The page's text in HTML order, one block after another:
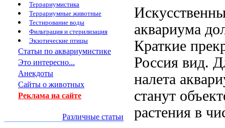
Террариумистика
Террариумные животные
Тестирование воды
Фильтрация и стерилизация
Экзотические птицы
Статьи по аквариумистике
Это интересно...
Анекдоты
Сайты о животных
Реклама на сайте
Различные статьи
аквариума
Краткие
Россия вид.
налета
станут
растения в